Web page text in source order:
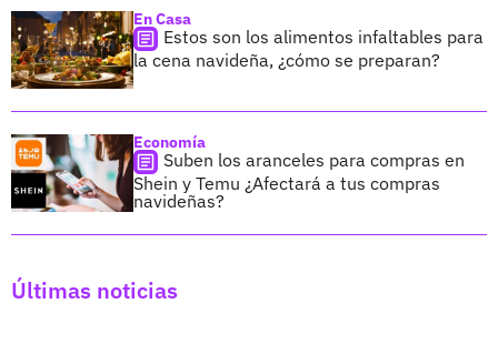
En Casa
Estos son los alimentos infaltables para
la cena navideña, ¿cómo se preparan?
Economía
Suben los aranceles para compras en
Shein y Temu ¿Afectará a tus compras
navideñas?
Últimas noticias